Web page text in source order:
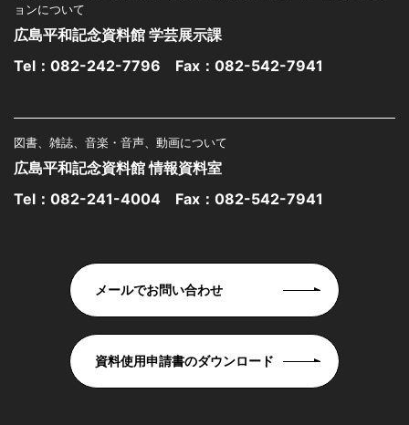
ョンについて
広島平和記念資料館 学芸展示課
Tel： 082-242-7796 Fax：082-542-7941
図書、雑誌、音楽・音声、動画について
広島平和記念資料館 情報資料室
Tel： 082-241-4004 Fax：082-542-7941
メールでお問い合わせ
資料使用申請書のダウンロード